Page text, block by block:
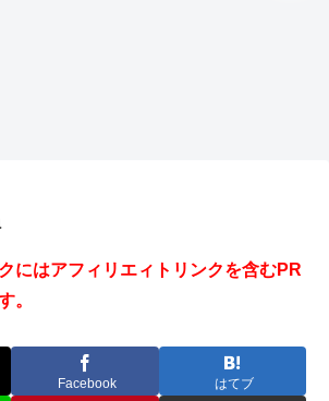
にはアフィリエィトリンクを含むPR
。
Facebook はてブ